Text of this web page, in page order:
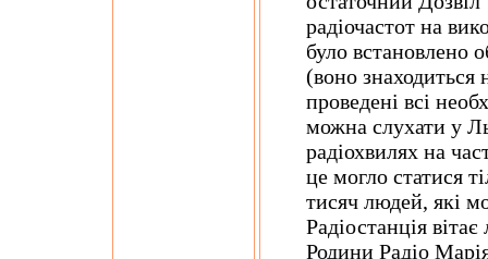
радіочастот на
було встановлено
(воно
проведені всі
можна слухати у
радіохвилях на
це могло статися
тисяч людей, які
Радіостанція
Родини Радіо